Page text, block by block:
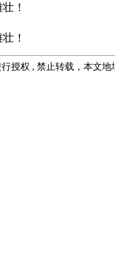
！
！
授权 , 禁止转载，本文地